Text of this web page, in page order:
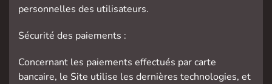
personnelles des utilisateurs.
Sécurité des paiements :
Concernant les paiements effectués par carte
bancaire, le Site utilise les dernières technologies, et